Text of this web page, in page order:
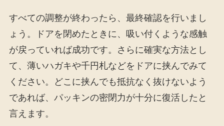
すべての調整が終わったら、最終確認を行いまし
ょう。ドアを閉めたときに、吸い付くような感触
が戻っていれば成功です。さらに確実な方法とし
て、薄いハガキや千円札などをドアに挟んでみて
ください。どこに挟んでも抵抗なく抜けないよう
であれば、パッキンの密閉力が十分に復活したと
言えます。